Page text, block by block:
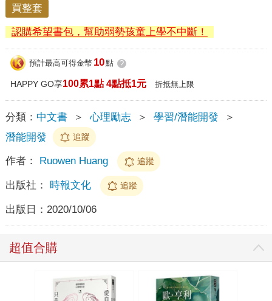
買整套
認購希望書包，幫助弱勢孩童上學不中斷！
預計最高可得金幣 10點 ?
HAPPY GO享100累1點 4點抵1元 折抵無上限
分類： 中文書 ＞ 心理勵志 ＞ 學習/潛能開發
＞
潛能開發
追蹤
作者： Ruowen Huang 追蹤
出版社： 時報文化 追蹤
出版日： 2020/10/06
超值合購